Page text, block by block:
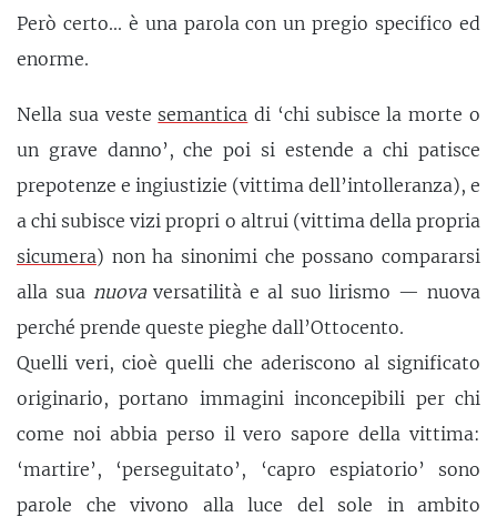
Però certo... è una parola con un pregio specifico ed
enorme.
Nella sua veste semantica di ‘chi subisce la morte o
un grave danno’, che poi si estende a chi patisce
prepotenze e ingiustizie (vittima dell’intolleranza), e
a chi subisce vizi propri o altrui (vittima della propria
sicumera) non ha sinonimi che possano compararsi
alla sua nuovaversatilità e al suo lirismo — nuova
perché prende queste pieghe dall’Ottocento.
Quelli veri, cioè quelli che aderiscono al significato
originario, portano immagini inconcepibili per chi
come noi abbia perso il vero sapore della vittima:
‘martire’, ‘perseguitato’, ‘capro espiatorio’ sono
parole che vivono alla luce del sole in ambito